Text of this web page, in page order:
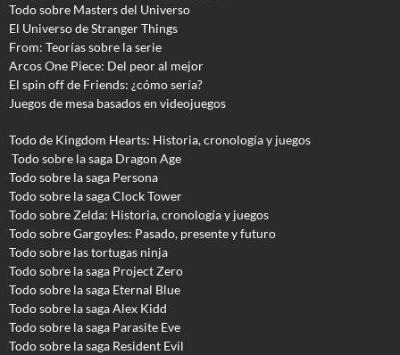
Todo sobre Masters del Universo
El Universo de Stranger Things
From: Teorías sobre la serie
Arcos One Piece: Del peor al mejor
El spin off de Friends: ¿cómo sería?
Juegos de mesa basados en videojuegos
Todo de Kingdom Hearts: Historia, cronología y juegos
Todo sobre la saga Dragon Age
Todo sobre la saga Persona
Todo sobre la saga Clock Tower
Todo sobre Zelda: Historia, cronología y juegos
Todo sobre Gargoyles: Pasado, presente y futuro
Todo sobre las tortugas ninja
Todo sobre la saga Project Zero
Todo sobre la saga Eternal Blue
Todo sobre la saga Alex Kidd
Todo sobre la saga Parasite Eve
Todo sobre la saga Resident Evil